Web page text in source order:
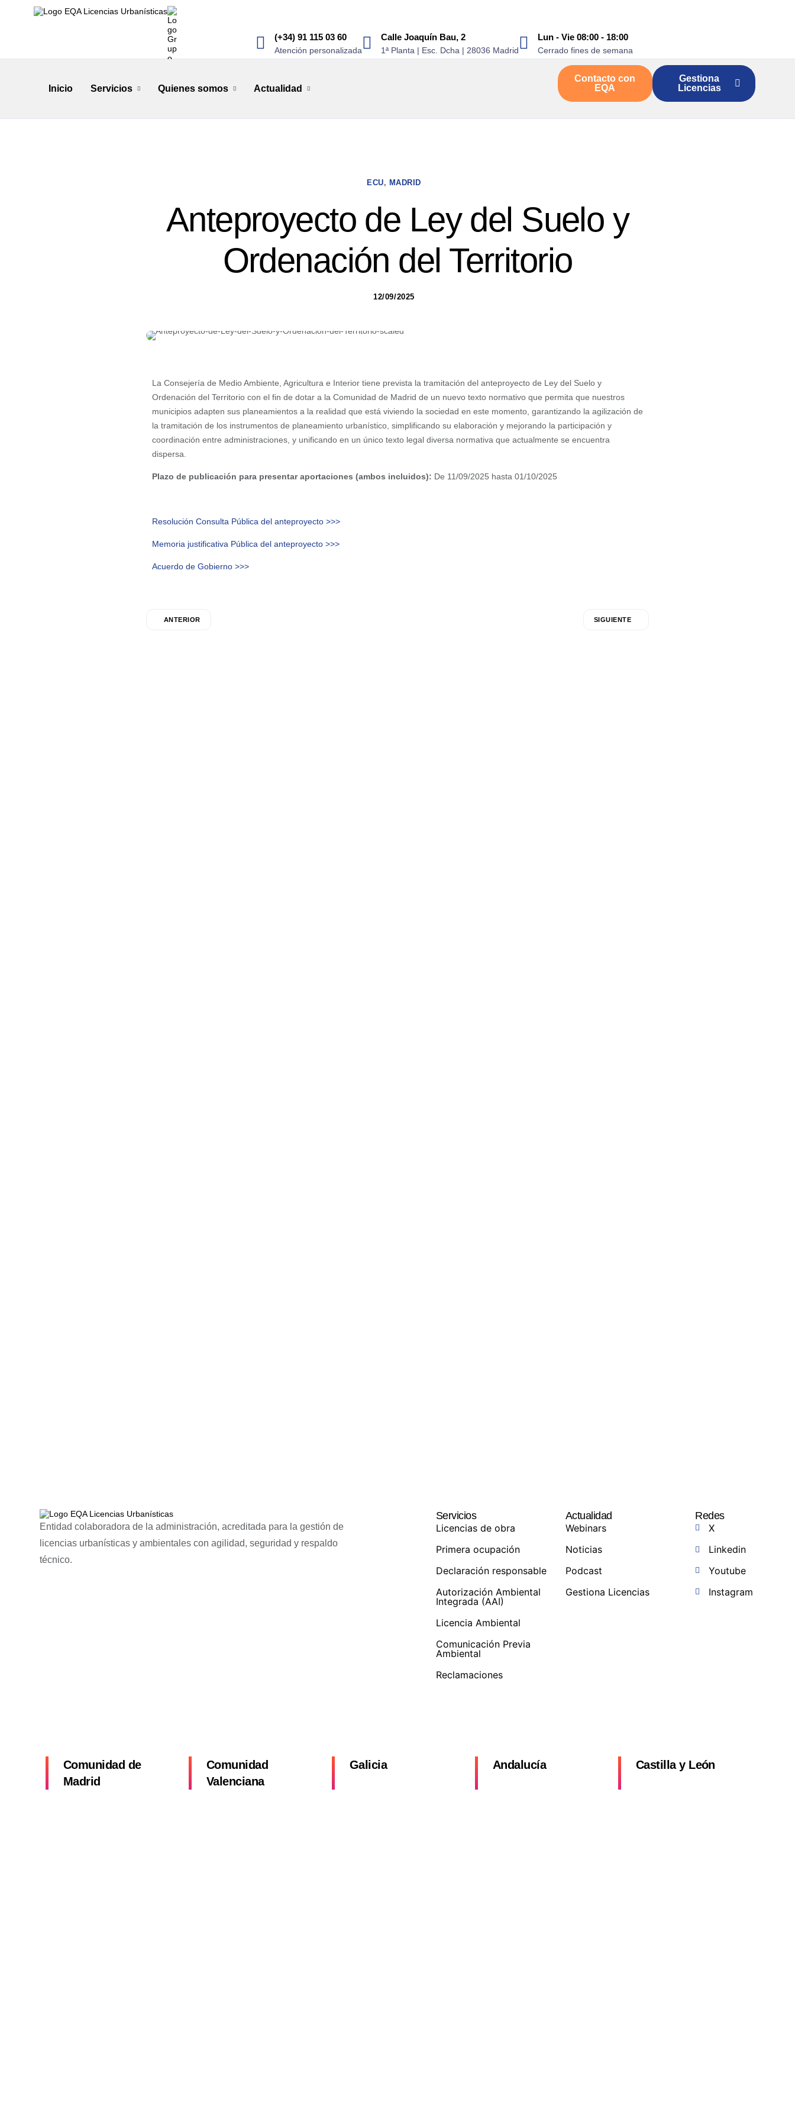
(+34) 91 115 03 60
Atención personalizada
Calle Joaquín Bau, 2
1ª Planta | Esc. Dcha | 28036 Madrid
Lun - Vie 08:00 - 18:00
Cerrado fines de semana
Inicio Servicios Quienes somos Actualidad
Contacto con
EQA
Gestiona
Licencias
ECU, MADRID
Anteproyecto de Ley del Suelo y
Ordenación del Territorio
12/09/2025
La Consejería de Medio Ambiente, Agricultura e Interior tiene prevista la tramitación del anteproyecto de Ley del Suelo y
Ordenación del Territorio con el fin de dotar a la Comunidad de Madrid de un nuevo texto normativo que permita que nuestros
municipios adapten sus planeamientos a la realidad que está viviendo la sociedad en este momento, garantizando la agilización de
la tramitación de los instrumentos de planeamiento urbanístico, simplificando su elaboración y mejorando la participación y
coordinación entre administraciones, y unificando en un único texto legal diversa normativa que actualmente se encuentra
dispersa.
Plazo de publicación para presentar aportaciones (ambos incluidos): De 11/09/2025 hasta 01/10/2025
Resolución Consulta Pública del anteproyecto >>>
Memoria justificativa Pública del anteproyecto >>>
Acuerdo de Gobierno >>>
ANTERIOR SIGUIENTE
Entidad colaboradora de la administración, acreditada para la gestión de
licencias urbanísticas y ambientales con agilidad, seguridad y respaldo
técnico.
Servicios
Licencias de obra
Primera ocupación
Declaración responsable
Autorización Ambiental
Integrada (AAI)
Licencia Ambiental
Comunicación Previa
Ambiental
Reclamaciones
Actualidad
Webinars
Noticias
Podcast
Gestiona Licencias
Redes
X
Linkedin
Youtube
Instagram
Comunidad de
Madrid
Comunidad
Valenciana
Galicia Andalucía Castilla y León